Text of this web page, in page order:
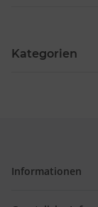
Kategorien
Informationen